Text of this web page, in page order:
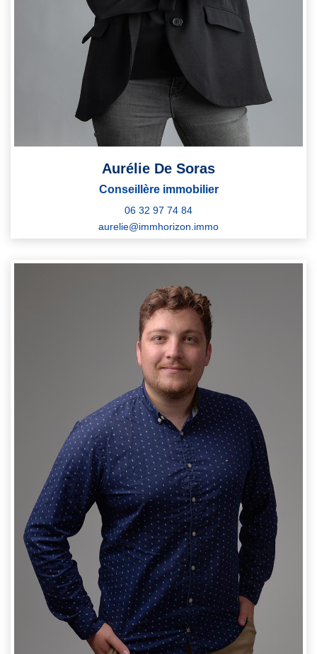
Aurélie De Soras
Conseillère immobilier
06 32 97 74 84
aurelie@immhorizon.immo